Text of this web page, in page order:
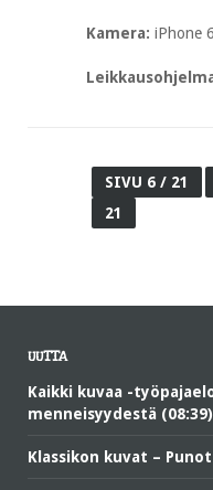
Kamera: iPhone
SIVU 6 / 21
21
UUTTA
Kaikki kuvaa -
menneisyydestä (08:39)
Klassikon kuvat –